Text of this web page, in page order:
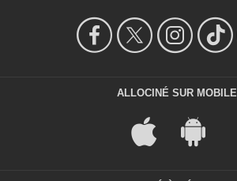
ALLOCINÉ SUR MOBILE